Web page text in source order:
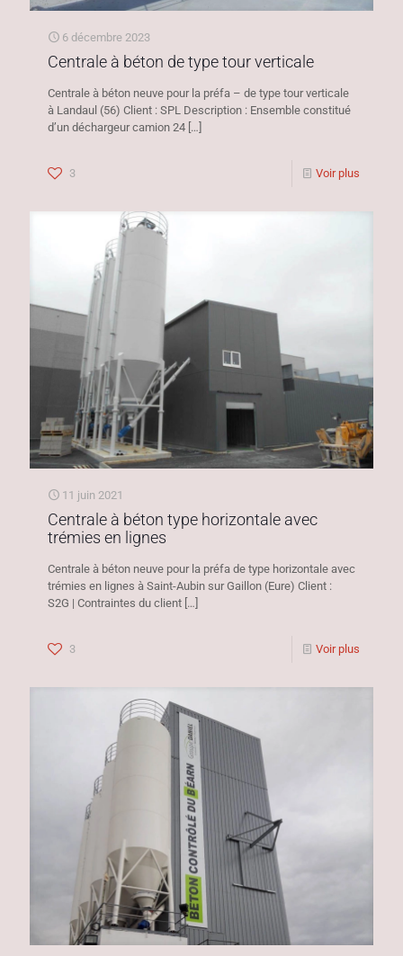
6 décembre 2023
Centrale à béton de type tour verticale
Centrale à béton neuve pour la préfa – de type tour verticale
à Landaul (56) Client : SPL Description : Ensemble constitué
d’un déchargeur camion 24 […]
3 Voir plus
11 juin 2021
Centrale à béton type horizontale avec
trémies en lignes
Centrale à béton neuve pour la préfa de type horizontale avec
trémies en lignes à Saint-Aubin sur Gaillon (Eure) Client :
S2G | Contraintes du client […]
3 Voir plus